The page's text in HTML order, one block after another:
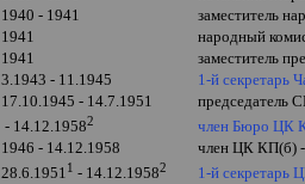
1940 - 1941
заместитель
1941
народный
1941
заместитель
3.1943 - 11.1945
1-й секретарь
17.10.1945 - 14.7.1951
председатель
- 14.12.19582
член Бюро ЦК
1946 - 14.12.1958
член ЦК КП(б)
28.6.19511 - 14.12.19582
1-й секретарь